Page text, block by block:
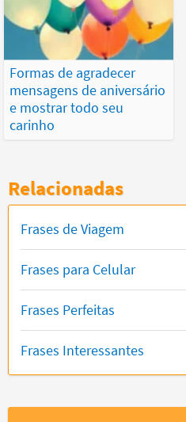
Formas de agradecer
mensagens de aniversário
e mostrar todo seu
carinho
Relacionadas
Frases de Viagem
Frases para Celular
Frases Perfeitas
Frases Interessantes